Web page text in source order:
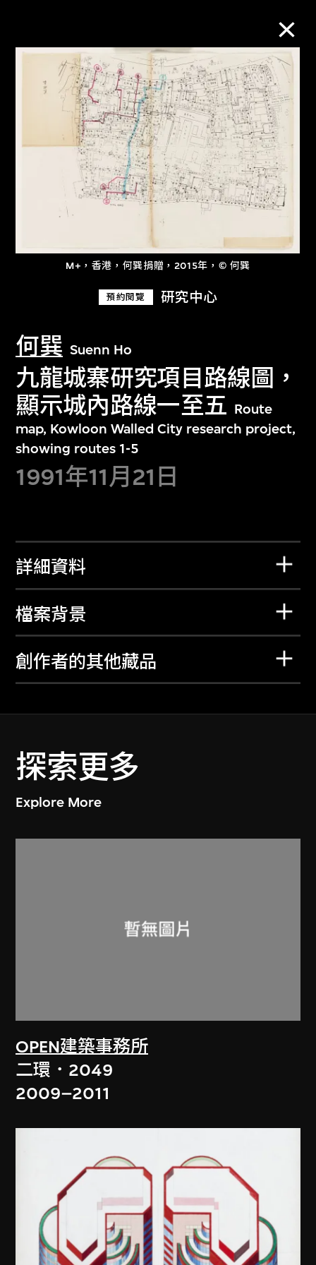
M+，香港，何巽捐贈，2015年，© 何巽
預約閱覽 研究中心
何巽 Suenn Ho
九龍城寨研究項目路線圖，
顯示城內路線一至五 Route
map, Kowloon Walled City research project,
showing routes 1-5
1991年11月21日
詳細資料
檔案背景
創作者的其他藏品
探索更多
Explore More
OPEN建築事務所
二環．2049
2009–2011
M+藏品
進一步篩選 搜索
探索世界頂級的二十及二十一世紀視覺
文化藏品。